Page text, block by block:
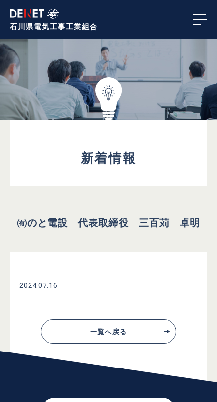
石川県電気工事工業組合
新着情報
㈲のと電設 代表取締役 三百苅 卓明
2024.07.16
一覧へ戻る